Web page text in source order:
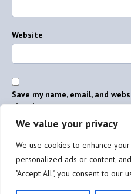
We value your privacy
We use cookies to enhance
personalized ads or content,
"Accept All", you consent to our
Website
Save my name, email, and
time I comment.
Privacy policy